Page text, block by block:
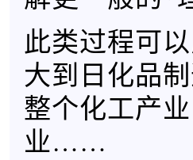
此类过程可
大到日化品
整个化工产
业……